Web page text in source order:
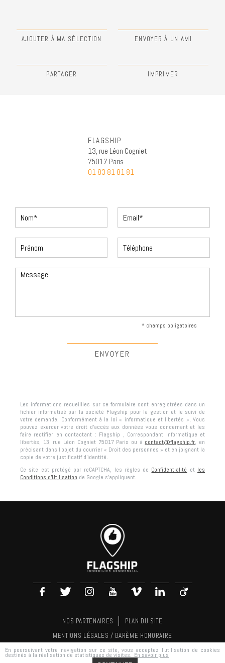
AJOUTER À MA SÉLECTION ENVOYER À UN AMI
PARTAGER IMPRIMER
FLAGSHIP
13, rue Léon Cogniet
75017 Paris
01 83 81 81 81
* champs obligatoires
Les informations recueillies sur ce formulaire sont enregistrées dans un
fichier informatisé par la société Flagship pour la gestion et le suivi de
votre demande. Conformément à la loi « informatique et libertés », Vous
pouvez exercer votre droit d'accès aux données vous concernant et les
faire rectifier en contactant : Flagship , Correspondant Informatique et
libertés, 13, rue Léon Cogniet 75017 Paris ou à contact@flagship.fr, en
précisant dans l’objet du courrier « Droit des personnes » et en joignant la
copie de votre justificatif d’identité.
Ce site est protégé par reCAPTCHA, les règles de Confidentialité et les
Conditions d'Utilisation de Google s'appliquent.
NOS PARTENAIRES
PLAN DU SITE
MENTIONS LÉGALES / BARÈME HONORAIRE
RÉALISATIONAGENCE PLUS
En poursuivant votre navigation sur ce site, vous acceptez l'utilisation de cookies
destinés à la réalisation de statistiques de visites. En savoir plus